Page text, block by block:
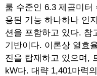
룸 수준인 6.3 제곱미터
용된 기능 하나하나 인
션을 포함하고 있다. 참
기반이다. 이론상 열효
진을 탑재하고 있으며,
kW다. 대략 1,401마력